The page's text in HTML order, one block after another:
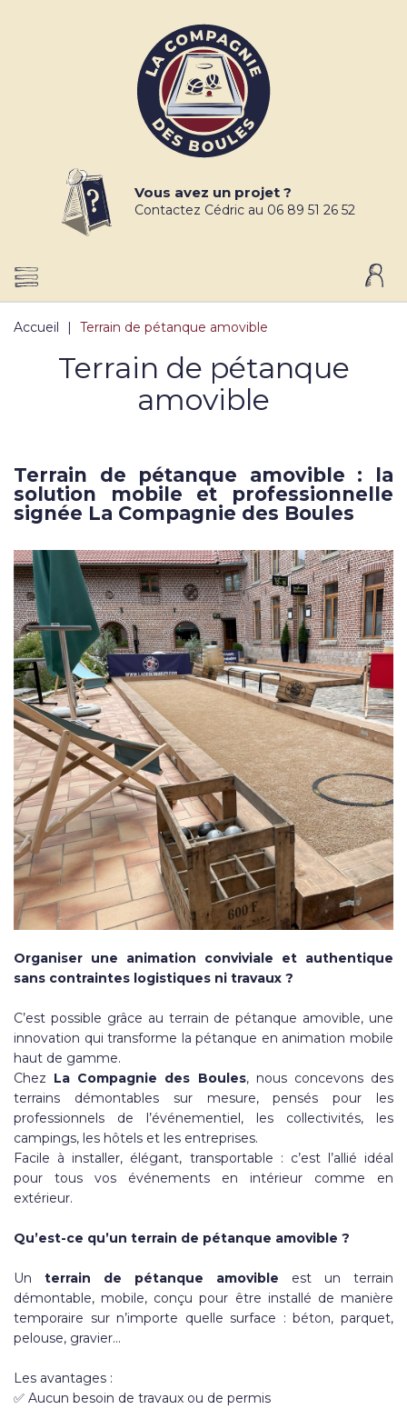
Vous avez un projet ?
Contactez Cédric au 06 89 51 26 52
Accueil Terrain de pétanque amovible
Terrain de pétanque
amovible
Terrain de pétanque amovible : la
solution mobile et professionnelle
signée La Compagnie des Boules
Organiser une animation conviviale et authentique
sans contraintes logistiques ni travaux ?
C’est possible grâce au terrain de pétanque amovible, une
innovation qui transforme la pétanque en animation mobile
haut de gamme.
Chez La Compagnie des Boules, nous concevons des
terrains démontables sur mesure, pensés pour les
professionnels de l’événementiel, les collectivités, les
campings, les hôtels et les entreprises.
Facile à installer, élégant, transportable : c’est l’allié idéal
pour tous vos événements en intérieur comme en
extérieur.
Qu’est-ce qu’un terrain de pétanque amovible ?
Un terrain de pétanque amovible est un terrain
démontable, mobile, conçu pour être installé de manière
temporaire sur n’importe quelle surface : béton, parquet,
pelouse, gravier…
Les avantages :
✅ Aucun besoin de travaux ou de permis